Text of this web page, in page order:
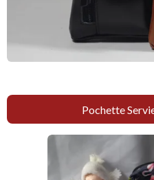
Pochette